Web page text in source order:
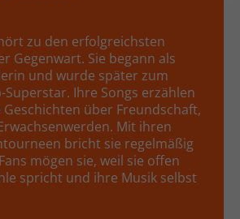
zu den erfolgreichsten
Gegenwart. Sie begann als
und wurde später zum
Ihre Songs erzählen
über Freundschaft,
Mit ihren
bricht sie regelmäßig
mögen sie, weil sie offen
spricht und ihre Musik selbst